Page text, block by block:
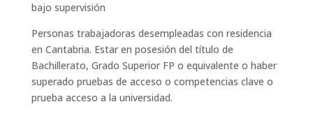
bajo supervisión
Personas trabajadoras desempleadas con residencia
en Cantabria. Estar en posesión del título de
Bachillerato, Grado Superior FP o equivalente o haber
superado pruebas de acceso o competencias clave o
prueba acceso a la universidad.